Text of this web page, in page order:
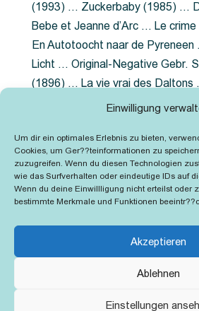
Einwilligung
Um dir ein optimales Erlebnis zu bieten,
Cookies, um Ger??teinformationen zu
zuzugreifen. Wenn du diesen Technologien
wie das Surfverhalten oder eindeutige IDs auf
Wenn du deine Einwillligung nicht erteilst oder
bestimmte Merkmale und Funktionen
Akzeptieren
Ablehnen
Einstellungen
(1993) … Zuckerbaby (1985) …
Bebe et Jeanne d’Arc … Le
En Autotoocht naar de
Licht … Original-Negative Gebr.
(1896) … La vie vrai des Daltons
photographer … Feuer im Fjord
Grubenlampe … Tolstoy … Grün
Lady Hamilton … Mütter
Ruttmann Werbefilme